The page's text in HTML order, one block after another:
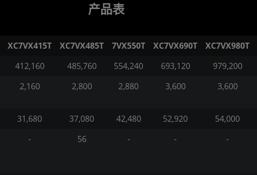
产品表
XC7VX415T XC7VX485T 7VX550T XC7VX690T XC7VX980T
412,160 485,760 554,240 693,120 979,200
2,160 2,800 2,880 3,600 3,600
31,680 37,080 42,480 52,920 54,000
- 56 - - -